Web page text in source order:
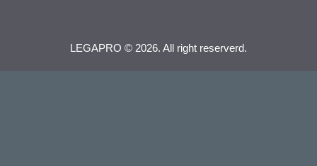
LEGAPRO © 2026. All right reserverd.